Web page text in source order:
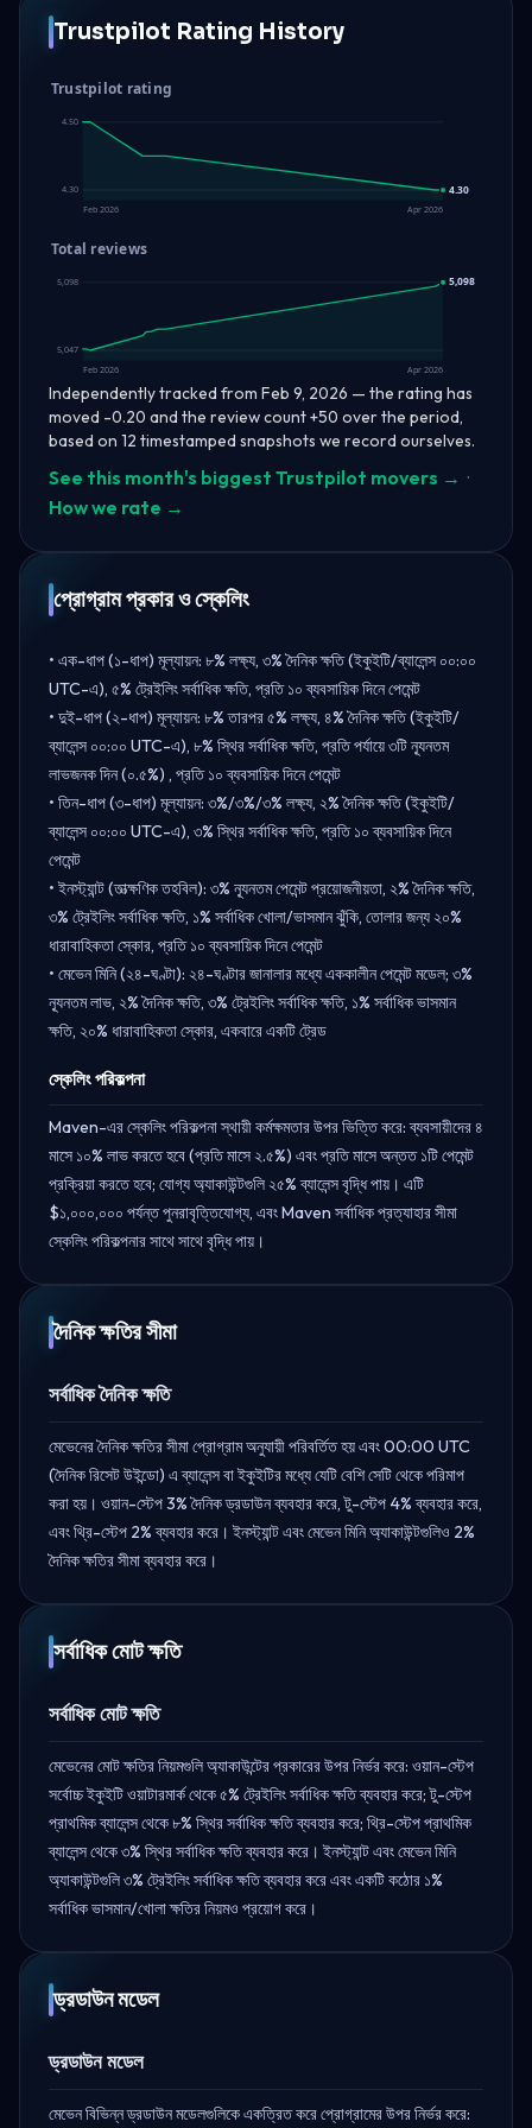
Trustpilot Rating History
Trustpilot rating
4.50
4.30 4.30
Feb 2026 Apr 2026
Total reviews
5,098
5,047
5,098
Feb 2026 Apr 2026
Independently tracked from Feb 9, 2026 — the rating has
moved -0.20 and the review count +50 over the period,
based on 12 timestamped snapshots we record ourselves.
See this month's biggest Trustpilot movers → ·
How we rate →
প্রোগ্রাম প্রকার ও স্কেলিং
• এক-ধাপ (১-ধাপ) মূল্যায়ন: ৮% লক্ষ্য, ৩% দৈনিক ক্ষতি (ইকুইটি/ব্যালেন্স ০০:০০
UTC-এ), ৫% ট্রেইলিং সর্বাধিক ক্ষতি, প্রতি ১০ ব্যবসায়িক দিনে পেমেন্ট
• দুই-ধাপ (২-ধাপ) মূল্যায়ন: ৮% তারপর ৫% লক্ষ্য, ৪% দৈনিক ক্ষতি (ইকুইটি/
ব্যালেন্স ০০:০০ UTC-এ), ৮% স্থির সর্বাধিক ক্ষতি, প্রতি পর্যায়ে ৩টি ন্যূনতম
লাভজনক দিন (০.৫%) , প্রতি ১০ ব্যবসায়িক দিনে পেমেন্ট
• তিন-ধাপ (৩-ধাপ) মূল্যায়ন: ৩%/৩%/৩% লক্ষ্য, ২% দৈনিক ক্ষতি (ইকুইটি/
ব্যালেন্স ০০:০০ UTC-এ), ৩% স্থির সর্বাধিক ক্ষতি, প্রতি ১০ ব্যবসায়িক দিনে
পেমেন্ট
• ইনস্ট্যান্ট (তাত্ক্ষণিক তহবিল): ৩% ন্যূনতম পেমেন্ট প্রয়োজনীয়তা, ২% দৈনিক ক্ষতি,
৩% ট্রেইলিং সর্বাধিক ক্ষতি, ১% সর্বাধিক খোলা/ভাসমান ঝুঁকি, তোলার জন্য ২০%
ধারাবাহিকতা স্কোর, প্রতি ১০ ব্যবসায়িক দিনে পেমেন্ট
• মেভেন মিনি (২৪-ঘণ্টা): ২৪-ঘণ্টার জানালার মধ্যে এককালীন পেমেন্ট মডেল; ৩%
ন্যূনতম লাভ, ২% দৈনিক ক্ষতি, ৩% ট্রেইলিং সর্বাধিক ক্ষতি, ১% সর্বাধিক ভাসমান
ক্ষতি, ২০% ধারাবাহিকতা স্কোর, একবারে একটি ট্রেড
স্কেলিং পরিকল্পনা
Maven-এর স্কেলিং পরিকল্পনা স্থায়ী কর্মক্ষমতার উপর ভিত্তি করে: ব্যবসায়ীদের ৪
মাসে ১০% লাভ করতে হবে (প্রতি মাসে ২.৫%) এবং প্রতি মাসে অন্তত ১টি পেমেন্ট
প্রক্রিয়া করতে হবে; যোগ্য অ্যাকাউন্টগুলি ২৫% ব্যালেন্স বৃদ্ধি পায়। এটি
$১,০০০,০০০ পর্যন্ত পুনরাবৃত্তিযোগ্য, এবং Maven সর্বাধিক প্রত্যাহার সীমা
স্কেলিং পরিকল্পনার সাথে সাথে বৃদ্ধি পায়।
দৈনিক ক্ষতির সীমা
সর্বাধিক দৈনিক ক্ষতি
মেভেনের দৈনিক ক্ষতির সীমা প্রোগ্রাম অনুযায়ী পরিবর্তিত হয় এবং 00:00 UTC
(দৈনিক রিসেট উইন্ডো) এ ব্যালেন্স বা ইকুইটির মধ্যে যেটি বেশি সেটি থেকে পরিমাপ
করা হয়। ওয়ান-স্টেপ 3% দৈনিক ড্রডাউন ব্যবহার করে, টু-স্টেপ 4% ব্যবহার করে,
এবং থ্রি-স্টেপ 2% ব্যবহার করে। ইনস্ট্যান্ট এবং মেভেন মিনি অ্যাকাউন্টগুলিও 2%
দৈনিক ক্ষতির সীমা ব্যবহার করে।
সর্বাধিক মোট ক্ষতি
সর্বাধিক মোট ক্ষতি
মেভেনের মোট ক্ষতির নিয়মগুলি অ্যাকাউন্টের প্রকারের উপর নির্ভর করে: ওয়ান-স্টেপ
সর্বোচ্চ ইকুইটি ওয়াটারমার্ক থেকে ৫% ট্রেইলিং সর্বাধিক ক্ষতি ব্যবহার করে; টু-স্টেপ
প্রাথমিক ব্যালেন্স থেকে ৮% স্থির সর্বাধিক ক্ষতি ব্যবহার করে; থ্রি-স্টেপ প্রাথমিক
ব্যালেন্স থেকে ৩% স্থির সর্বাধিক ক্ষতি ব্যবহার করে। ইনস্ট্যান্ট এবং মেভেন মিনি
অ্যাকাউন্টগুলি ৩% ট্রেইলিং সর্বাধিক ক্ষতি ব্যবহার করে এবং একটি কঠোর ১%
সর্বাধিক ভাসমান/খোলা ক্ষতির নিয়মও প্রয়োগ করে।
ড্রডাউন মডেল
ড্রডাউন মডেল
মেভেন বিভিন্ন ড্রডাউন মডেলগুলিকে একত্রিত করে প্রোগ্রামের উপর নির্ভর করে: